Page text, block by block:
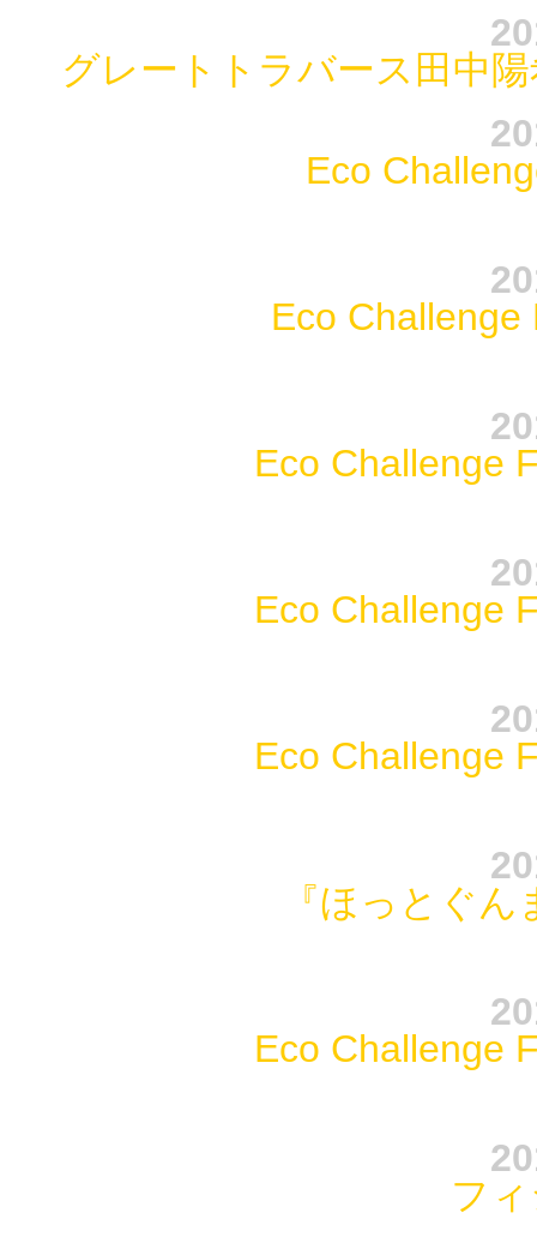
グレートトラバース田中
Eco
Eco
Eco Challenge
Eco Challenge
Eco Challenge
『ほっとぐ
Eco Challenge
フ